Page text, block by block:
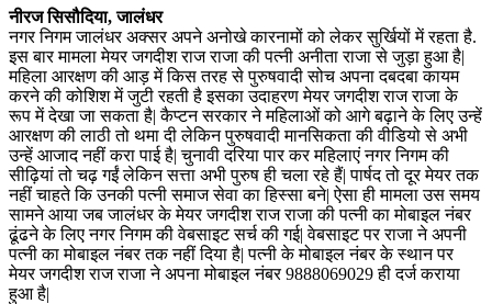
नीरज सिसौदिया, जालंधर
नगर निगम जालंधर अक्सर अपने अनोखे कारनामों को लेकर सुर्खियों में रहता है.
इस बार मामला मेयर जगदीश राज राजा की पत्नी अनीता राजा से जुड़ा हुआ है|
महिला आरक्षण की आड़ में किस तरह से पुरुषवादी सोच अपना दबदबा कायम
करने की कोशिश में जुटी रहती है इसका उदाहरण मेयर जगदीश राज राजा के
रूप में देखा जा सकता है| कैप्टन सरकार ने महिलाओं को आगे बढ़ाने के लिए उन्हें
आरक्षण की लाठी तो थमा दी लेकिन पुरुषवादी मानसिकता की वीडियो से अभी
उन्हें आजाद नहीं करा पाई है| चुनावी दरिया पार कर महिलाएं नगर निगम की
सीढ़ियां तो चढ़ गईं लेकिन सत्ता अभी पुरुष ही चला रहे हैं| पार्षद तो दूर मेयर तक
नहीं चाहते कि उनकी पत्नी समाज सेवा का हिस्सा बने| ऐसा ही मामला उस समय
सामने आया जब जालंधर के मेयर जगदीश राज राजा की पत्नी का मोबाइल नंबर
ढूंढने के लिए नगर निगम की वेबसाइट सर्च की गई| वेबसाइट पर राजा ने अपनी
पत्नी का मोबाइल नंबर तक नहीं दिया है| पत्नी के मोबाइल नंबर के स्थान पर
मेयर जगदीश राज राजा ने अपना मोबाइल नंबर 9888069029 ही दर्ज कराया
हुआ है|